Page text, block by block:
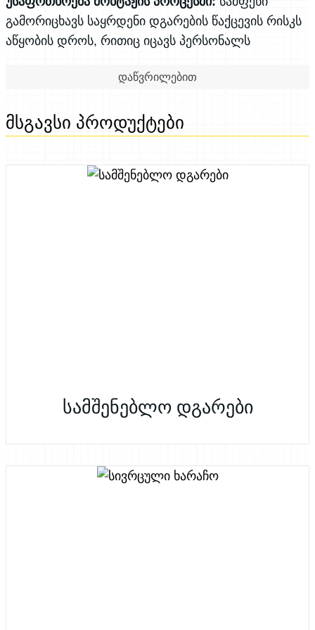
გამორიცხავს საყრდენი დგარების წაქცევის რისკს
აწყობის დროს, რითიც იცავს პერსონალს
აჩქარებს სამუშაო პროცესს:სა
დაწვრილებით
Მსგავსი Პროდუქტები
სამშენებლო დგარები